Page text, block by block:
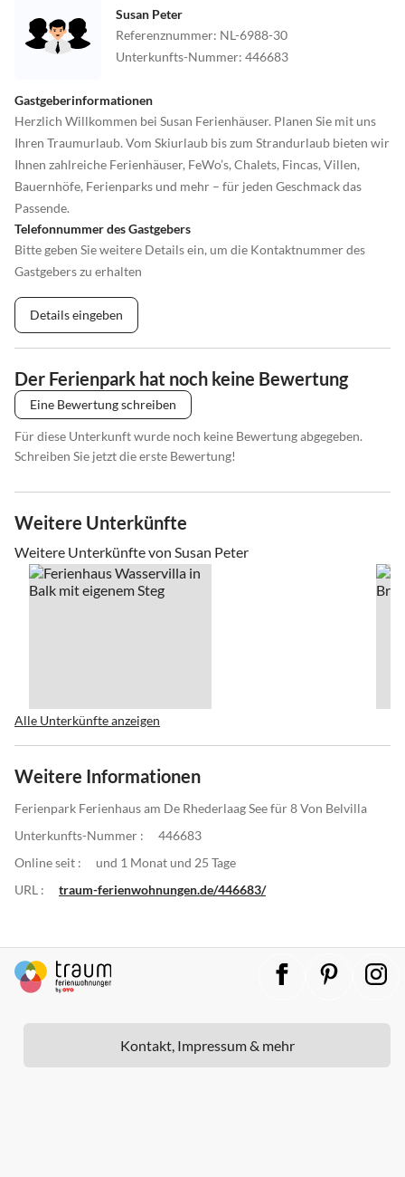
Susan Peter
Referenznummer: NL-6988-30
Unterkunfts-Nummer: 446683
Gastgeberinformationen
Herzlich Willkommen bei Susan Ferienhäuser. Planen Sie mit uns
Ihren Traumurlaub. Vom Skiurlaub bis zum Strandurlaub bieten wir
Ihnen zahlreiche Ferienhäuser, FeWo’s, Chalets, Fincas, Villen,
Bauernhöfe, Ferienparks und mehr – für jeden Geschmack das
Passende.
Telefonnummer des Gastgebers
Bitte geben Sie weitere Details ein, um die Kontaktnummer des
Gastgebers zu erhalten
Details eingeben
Der Ferienpark hat noch keine Bewertung
Eine Bewertung schreiben
Für diese Unterkunft wurde noch keine Bewertung abgegeben.
Schreiben Sie jetzt die erste Bewertung!
Weitere Unterkünfte
Weitere Unterkünfte von Susan Peter
Alle Unterkünfte anzeigen
Weitere Informationen
Ferienpark Ferienhaus am De Rhederlaag See für 8 Von Belvilla
Unterkunfts-Nummer :
446683
Online seit :
und 1 Monat und 25 Tage
URL :
traum-ferienwohnungen.de/446683/
Kontakt, Impressum & mehr